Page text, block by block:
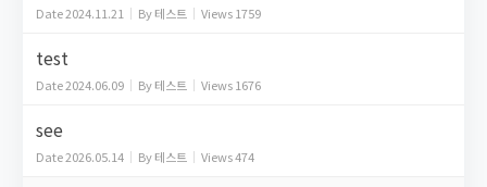
Date2024.11.21 By테스트 Views1759
test
Date2024.06.09 By테스트 Views1676
see
Date2026.05.14 By테스트 Views474